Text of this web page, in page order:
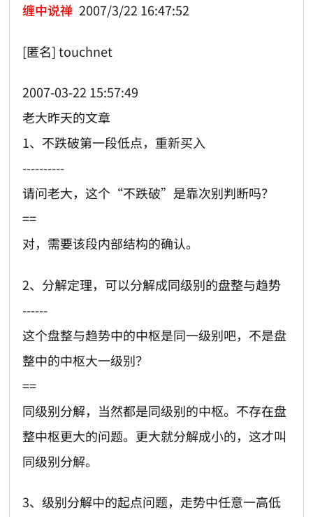
缠中说禅 2007/3/22 16:47:52
[匿名] touchnet
2007-03-22 15:57:49
老大昨天的文章
1、不跌破第一段低点，重新买入
----------
请问老大，这个“不跌破”是靠次别判断吗？
==
对，需要该段内部结构的确认。
2、分解定理，可以分解成同级别的盘整与趋势
------
这个盘整与趋势中的中枢是同一级别吧，不是盘
整中的中枢大一级别？
==
同级别分解，当然都是同级别的中枢。不存在盘
整中枢更大的问题。更大就分解成小的，这才叫
同级别分解。
3、级别分解中的起点问题，走势中任意一高低